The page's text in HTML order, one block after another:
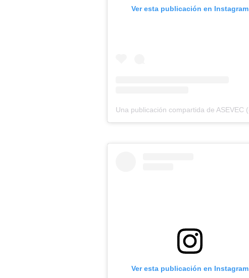
Ver esta publicación en Instagram
Ver esta publicación en Instagram